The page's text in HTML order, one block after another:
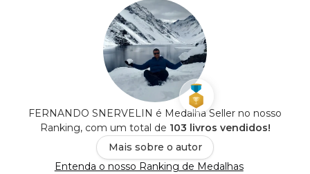
FERNANDO SNERVELIN é Medalha Seller no nosso
Ranking, com um total de 103 livros vendidos!
Mais sobre o autor
Entenda o nosso Ranking de Medalhas